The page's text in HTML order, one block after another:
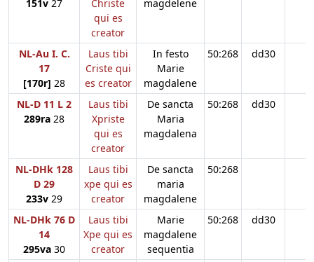
151v 27
Christe
qui es
creator
magdelene
NL-Au I. C.
17
[170r] 28
Laus tibi
Criste qui
es creator
In festo
Marie
magdalene
50:268 dd30
NL-D 11 L 2
289ra 28
Laus tibi
Xpriste
qui es
creator
De sancta
Maria
magdalena
50:268 dd30
NL-DHk 128
D 29
233v 29
Laus tibi
xpe qui es
creator
De sancta
maria
magdalene
50:268
NL-DHk 76 D
14
295va 30
Laus tibi
Xpe qui es
creator
Marie
magdalene
sequentia
50:268 dd30